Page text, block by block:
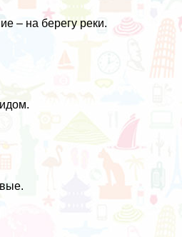
– на берегу реки.